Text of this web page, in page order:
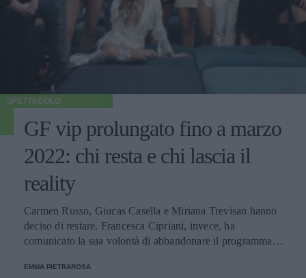
SPETTACOLO
GF vip prolungato fino a marzo
2022: chi resta e chi lascia il
reality
Carmen Russo, Giucas Casella e Miriana Trevisan hanno
deciso di restare. Francesca Cipriani, invece, ha
comunicato la sua volontà di abbandonare il programma.
EMMA PIETRAROSA